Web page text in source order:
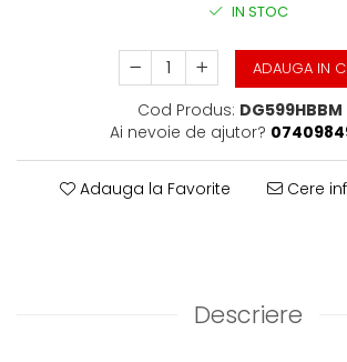
IN STOC
ADAUGA IN
Cod Produs: DG599HBBM
Ai nevoie de ajutor?
Adauga la Favorite Cere
Descriere